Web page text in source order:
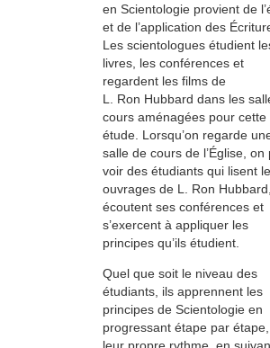
en Scientologie provient de
et de l’application des
Les scientologues étudient
livres, les conférences et
regardent les films de
L. Ron Hubbard dans les
cours aménagées pour cette
étude. Lorsqu’on regarde
salle de cours de l’Église, on
voir des étudiants qui lisent
ouvrages de L. Ron Hubbard,
écoutent ses conférences et
s’exercent à appliquer les
principes qu’ils étudient.
Quel que soit le niveau des
étudiants, ils apprennent les
principes de Scientologie en
progressant étape par